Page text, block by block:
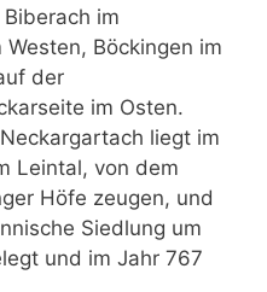
im
Böckingen im
der
im Osten.
liegt im
Leintal, von dem
Höfe zeugen, und
Siedlung um
und im Jahr 767